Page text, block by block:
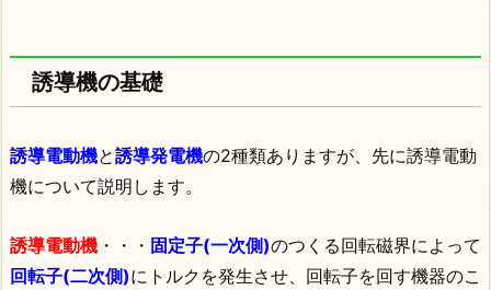
誘導機の基礎
誘導電動機と誘導発電機の2種類ありますが、先に誘導電動
機について説明します。
誘導電動機 ・・・ 固定子(一次側)のつくる回転磁界によって
回転子(二次側)にトルクを発生させ、回転子を回す機器のこ